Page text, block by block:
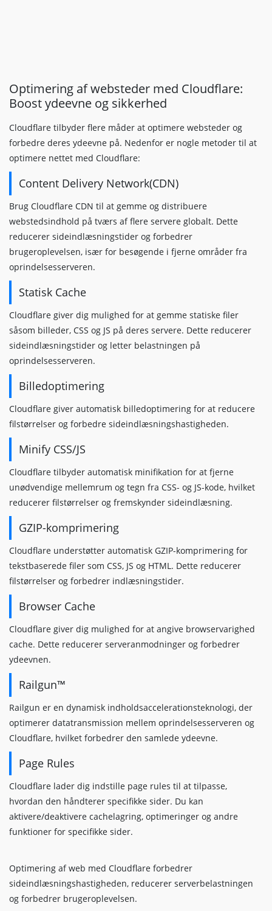
Optimering af websteder med Cloudflare:
Boost ydeevne og sikkerhed
Cloudflare tilbyder flere måder at optimere websteder og
forbedre deres ydeevne på. Nedenfor er nogle metoder til at
optimere nettet med Cloudflare:
Content Delivery Network(CDN)
Brug Cloudflare CDN til at gemme og distribuere
webstedsindhold på tværs af flere servere globalt. Dette
reducerer sideindlæsningstider og forbedrer
brugeroplevelsen, især for besøgende i fjerne områder fra
oprindelsesserveren.
Statisk Cache
Cloudflare giver dig mulighed for at gemme statiske filer
såsom billeder, CSS og JS på deres servere. Dette reducerer
sideindlæsningstider og letter belastningen på
oprindelsesserveren.
Billedoptimering
Cloudflare giver automatisk billedoptimering for at reducere
filstørrelser og forbedre sideindlæsningshastigheden.
Minify CSS/JS
Cloudflare tilbyder automatisk minifikation for at fjerne
unødvendige mellemrum og tegn fra CSS- og JS-kode, hvilket
reducerer filstørrelser og fremskynder sideindlæsning.
GZIP-komprimering
Cloudflare understøtter automatisk GZIP-komprimering for
tekstbaserede filer som CSS, JS og HTML. Dette reducerer
filstørrelser og forbedrer indlæsningstider.
Browser Cache
Cloudflare giver dig mulighed for at angive browservarighed
cache. Dette reducerer serveranmodninger og forbedrer
ydeevnen.
Railgun™
Railgun er en dynamisk indholdsaccelerationsteknologi, der
optimerer datatransmission mellem oprindelsesserveren og
Cloudflare, hvilket forbedrer den samlede ydeevne.
Page Rules
Cloudflare lader dig indstille page rules til at tilpasse,
hvordan den håndterer specifikke sider. Du kan
aktivere/deaktivere cachelagring, optimeringer og andre
funktioner for specifikke sider.
Optimering af web med Cloudflare forbedrer
sideindlæsningshastigheden, reducerer serverbelastningen
og forbedrer brugeroplevelsen.